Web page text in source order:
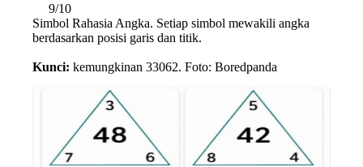
9/10
Simbol Rahasia Angka. Setiap simbol mewakili angka
berdasarkan posisi garis dan titik.
Kunci: kemungkinan 33062. Foto: Boredpanda